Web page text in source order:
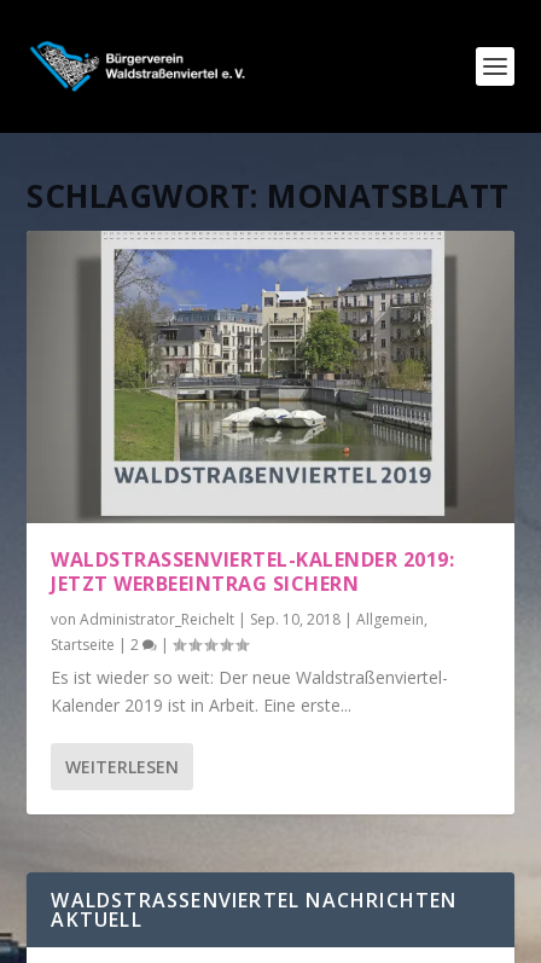
SCHLAGWORT: MONATSBLATT
WALDSTRASSENVIERTEL-KALENDER 2019: J
ETZT WERBEEINTRAG SICHERN
vonAdministrator_Reichelt | Sep. 10, 2018 |Allgemein,
Startseite |2 |
Es ist wieder so weit: Der neue Waldstraßenviertel-
Kalender 2019 ist in Arbeit. Eine erste...
WEITERLESEN
WALDSTRASSENVIERTEL NACHRICHTEN A
KTUELL